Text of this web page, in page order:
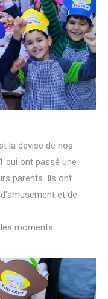
la devise de nos
qui ont passé une
parents. Ils ont
et de
moments.